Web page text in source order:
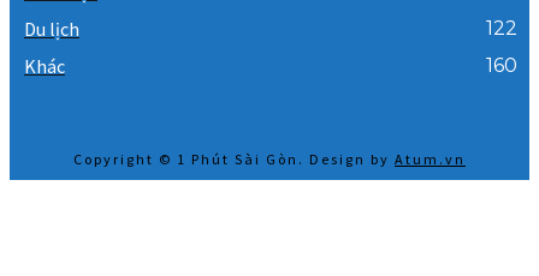
Du lịch 122
Khác 160
Copyright © 1 Phút Sài Gòn. Design by Atum.vn